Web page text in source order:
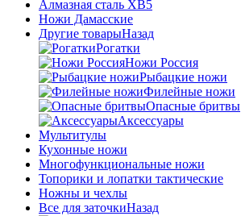
Алмазная сталь ХВ5
Ножи Дамасские
Другие товарыНазад
Рогатки
Ножи Россия
Рыбацкие ножи
Филейные ножи
Опасные бритвы
Аксессуары
Мультитулы
Кухонные ножи
Многофункциональные ножи
Топорики и лопатки тактические
Ножны и чехлы
Все для заточкиНазад